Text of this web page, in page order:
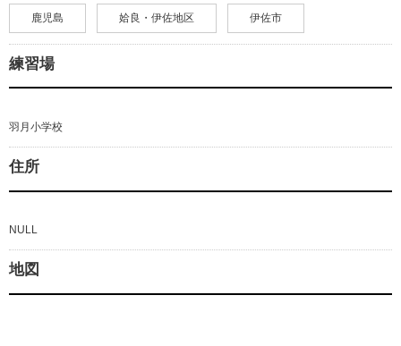
鹿児島 姶良・伊佐地区 伊佐市
練習場
羽月小学校
住所
NULL
地図